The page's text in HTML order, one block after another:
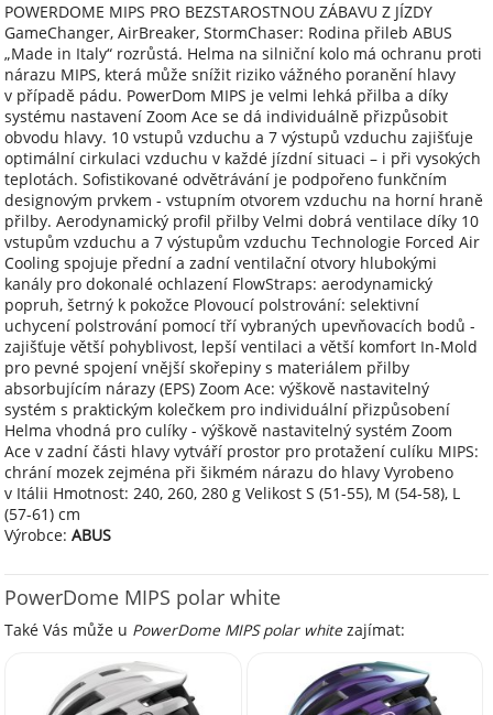
POWERDOME MIPS PRO BEZSTAROSTNOU ZÁBAVU Z JÍZDY
GameChanger, AirBreaker, StormChaser: Rodina přileb ABUS
„Made in Italy“ rozrůstá. Helma na silniční kolo má ochranu proti
nárazu MIPS, která může snížit riziko vážného poranění hlavy
v případě pádu. PowerDom MIPS je velmi lehká přilba a díky
systému nastavení Zoom Ace se dá individuálně přizpůsobit
obvodu hlavy. 10 vstupů vzduchu a 7 výstupů vzduchu zajišťuje
optimální cirkulaci vzduchu v každé jízdní situaci – i při vysokých
teplotách. Sofistikované odvětrávání je podpořeno funkčním
designovým prvkem - vstupním otvorem vzduchu na horní hraně
přilby. Aerodynamický profil přilby Velmi dobrá ventilace díky 10
vstupům vzduchu a 7 výstupům vzduchu Technologie Forced Air
Cooling spojuje přední a zadní ventilační otvory hlubokými
kanály pro dokonalé ochlazení FlowStraps: aerodynamický
popruh, šetrný k pokožce Plovoucí polstrování: selektivní
uchycení polstrování pomocí tří vybraných upevňovacích bodů -
zajišťuje větší pohyblivost, lepší ventilaci a větší komfort In-Mold
pro pevné spojení vnější skořepiny s materiálem přilby
absorbujícím nárazy (EPS) Zoom Ace: výškově nastavitelný
systém s praktickým kolečkem pro individuální přizpůsobení
Helma vhodná pro culíky - výškově nastavitelný systém Zoom
Ace v zadní části hlavy vytváří prostor pro protažení culíku MIPS:
chrání mozek zejména při šikmém nárazu do hlavy Vyrobeno
v Itálii Hmotnost: 240, 260, 280 g Velikost S (51-55), M (54-58), L
(57-61) cm
Výrobce:ABUS
PowerDome MIPS polar white
Také Vás může u PowerDome MIPS polar white zajímat: